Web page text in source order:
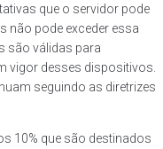
que o servidor pode
não pode exceder essa
são válidas para
vigor desses dispositivos.
seguindo as diretrizes
10% que são destinados